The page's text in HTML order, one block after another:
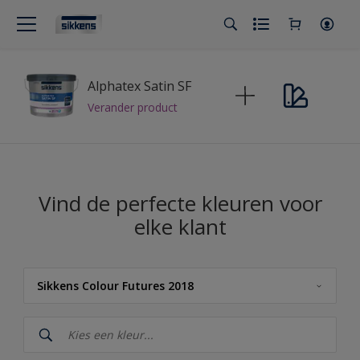
Alphatex Satin SF
Verander product
Vind de perfecte kleuren voor
elke klant
Sikkens Colour Futures 2018
Sikkens